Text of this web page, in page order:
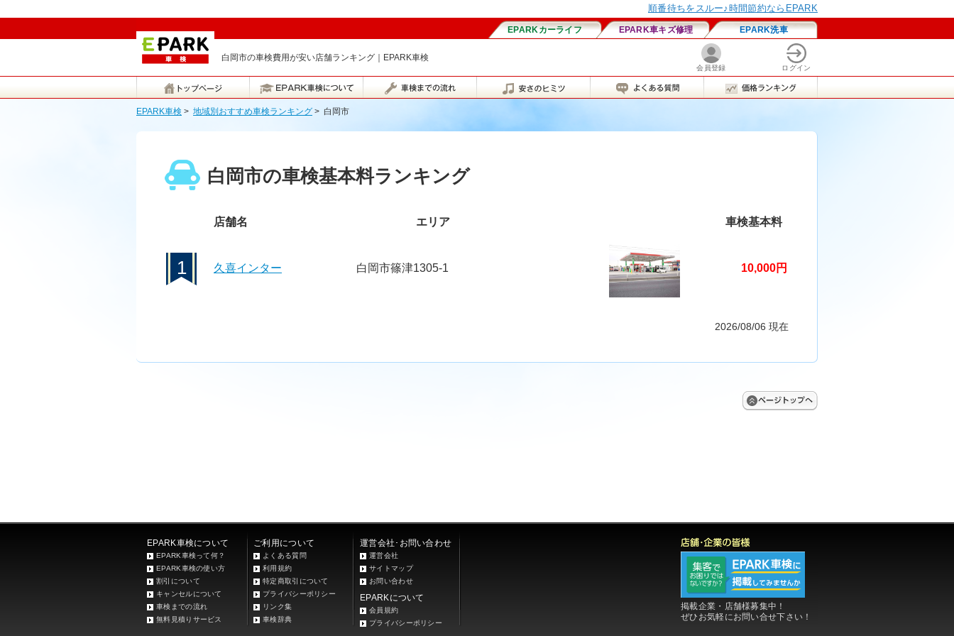
白岡市の車検費用が安い店舗ランキング｜EPARK車検
EPARK車検 > 地域別おすすめ車検ランキング > 白岡市
白岡市の車検基本料ランキング
店舗名 エリア 車検基本料
1 久喜インター 白岡市篠津1305-1 10,000円
2026/08/06 現在